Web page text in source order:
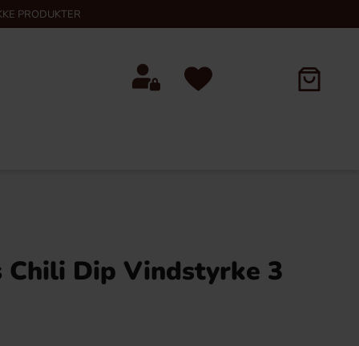
PRODUKTER
Chili Dip Vindstyrke 3